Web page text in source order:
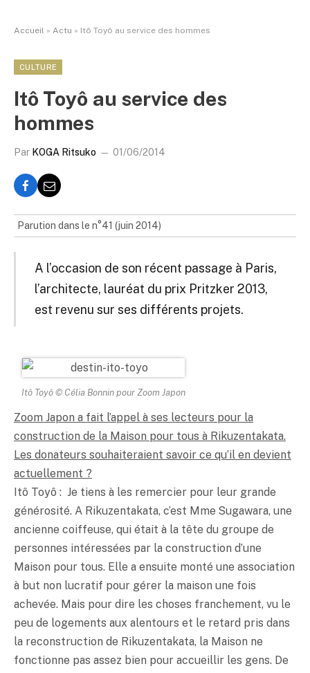
Accueil » Actu » Itô Toyô au service des hommes
CULTURE
Itô Toyô au service des
hommes
Par KOGA Ritsuko 01/06/2014
Parution dans le n°41 (juin 2014)
A l’occasion de son récent passage à Paris,
l’architecte, lauréat du prix Pritzker 2013,
est revenu sur ses différents projets.
Itô Toyô © Célia Bonnin pour Zoom Japon
Zoom Japon a fait l’appel à ses lecteurs pour la
construction de la Maison pour tous à Rikuzentakata.
Les donateurs souhaiteraient savoir ce qu’il en devient
actuellement ?
Itô Toyô : Je tiens à les remercier pour leur grande
générosité. A Rikuzentakata, c’est Mme Sugawara, une
ancienne coiffeuse, qui était à la tête du groupe de
personnes intéressées par la construction d’une
Maison pour tous. Elle a ensuite monté une association
à but non lucratif pour gérer la maison une fois
achevée. Mais pour dire les choses franchement, vu le
peu de logements aux alentours et le retard pris dans
la reconstruction de Rikuzentakata, la Maison ne
fonctionne pas assez bien pour accueillir les gens. De